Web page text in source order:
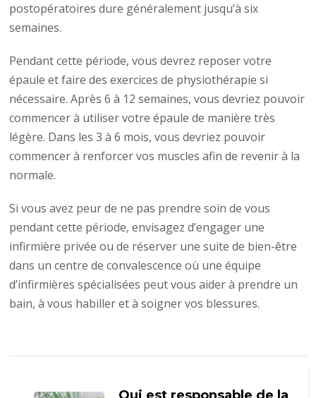
postopératoires dure généralement jusqu’à six
semaines.
Pendant cette période, vous devrez reposer votre
épaule et faire des exercices de physiothérapie si
nécessaire. Après 6 à 12 semaines, vous devriez pouvoir
commencer à utiliser votre épaule de manière très
légère. Dans les 3 à 6 mois, vous devriez pouvoir
commencer à renforcer vos muscles afin de revenir à la
normale.
Si vous avez peur de ne pas prendre soin de vous
pendant cette période, envisagez d’engager une
infirmière privée ou de réserver une suite de bien-être
dans un centre de convalescence où une équipe
d’infirmières spécialisées peut vous aider à prendre un
bain, à vous habiller et à soigner vos blessures.